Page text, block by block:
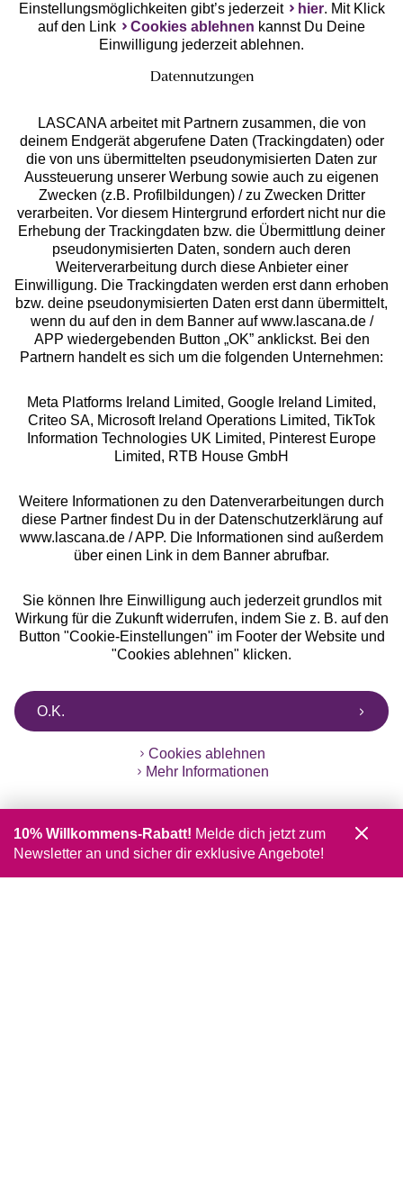
Services
Beratung
Über uns
Rechtliches
Alle Preise inkl. MwSt., zzgl.
Versandkosten
** Bonität vorausgesetzt, berechtigt zur Bonitätsprüfung
Einstellungsmöglichkeiten gibt’s jederzeit
hier. Mit Klick
auf den Link
Cookies ablehnen kannst Du Deine
Einwilligung jederzeit ablehnen.
Datennutzungen
LASCANA arbeitet mit Partnern zusammen, die von
deinem Endgerät abgerufene Daten (Trackingdaten) oder
die von uns übermittelten pseudonymisierten Daten zur
Aussteuerung unserer Werbung sowie auch zu eigenen
Zwecken (z.B. Profilbildungen) / zu Zwecken Dritter
verarbeiten. Vor diesem Hintergrund erfordert nicht nur die
Erhebung der Trackingdaten bzw. die Übermittlung deiner
pseudonymisierten Daten, sondern auch deren
Weiterverarbeitung durch diese Anbieter einer
Einwilligung. Die Trackingdaten werden erst dann erhoben
bzw. deine pseudonymisierten Daten erst dann übermittelt,
wenn du auf den in dem Banner auf www.lascana.de /
APP wiedergebenden Button „OK” anklickst. Bei den
Partnern handelt es sich um die folgenden Unternehmen:
Meta Platforms Ireland Limited, Google Ireland Limited,
Criteo SA, Microsoft Ireland Operations Limited, TikTok
Information Technologies UK Limited, Pinterest Europe
Limited, RTB House GmbH
Weitere Informationen zu den Datenverarbeitungen durch
diese Partner findest Du in der Datenschutzerklärung auf
www.lascana.de / APP. Die Informationen sind außerdem
über einen Link in dem Banner abrufbar.
Sie können Ihre Einwilligung auch jederzeit grundlos mit
Wirkung für die Zukunft widerrufen, indem Sie z. B. auf den
Button "Cookie-Einstellungen" im Footer der Website und
"Cookies ablehnen" klicken.
O.K.
Cookies ablehnen
Mehr Informationen
10% Willkommens-Rabatt! Melde dich jetzt zum
Newsletter an und sicher dir exklusive Angebote!